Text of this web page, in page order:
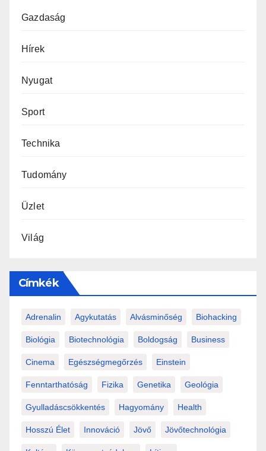
Gazdaság
Hírek
Nyugat
Sport
Technika
Tudomány
Üzlet
Világ
Címkék
Adrenalin Agykutatás Alvásminőség Biohacking
Biológia Biotechnológia Boldogság Business
Cinema Egészségmegőrzés Einstein
Fenntarthatóság Fizika Genetika Geológia
Gyulladáscsökkentés Hagyomány Health
Hosszú Élet Innováció Jövő Jövőtechnológia